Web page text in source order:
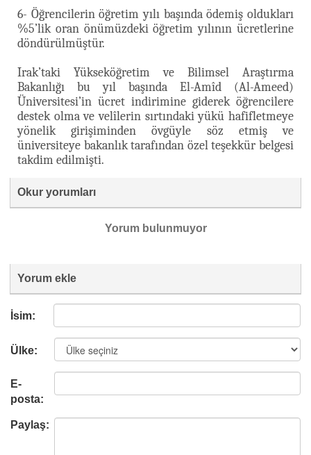
6- Öğrencilerin öğretim yılı başında ödemiş oldukları
%5’lik oran önümüzdeki öğretim yılının ücretlerine
döndürülmüştür.
Irak’taki Yükseköğretim ve Bilimsel Araştırma
Bakanlığı bu yıl başında El-Amîd (Al-Ameed)
Üniversitesi’in ücret indirimine giderek öğrencilere
destek olma ve velîlerin sırtındaki yükü hafifletmeye
yönelik girişiminden övgüyle söz etmiş ve
üniversiteye bakanlık tarafından özel teşekkür belgesi
takdim edilmişti.
Okur yorumları
Yorum bulunmuyor
Yorum ekle
İsim:
Ülke:
E-
posta:
Paylaş: